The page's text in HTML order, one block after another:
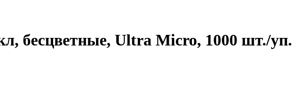
бесцветные, Ultra Micro, 1000 шт./уп.